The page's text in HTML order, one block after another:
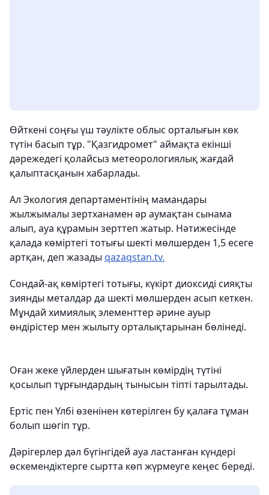
Өйткені соңғы үш тәулікте облыс орталығын көк
түтін басып тұр. "Қазгидромет" аймақта екінші
дәрежедегі қолайсыз метеорологиялық жағдай
қалыптасқанын хабарлады.
Ал Экология департаментінің мамандары
жылжымалы зертханамен әр аумақтан сынама
алып, ауа құрамын зерттеп жатыр. Нәтижесінде
қалада көміртегі тотығы шекті мөлшерден 1,5 есеге
артқан, деп жазады qazaqstan.tv.
Сондай-ақ көміртегі тотығы, күкірт диоксиді сияқты
зиянды металдар да шекті мөлшерден асып кеткен.
Мұндай химиялық элементтер әрине ауыр
өндірістер мен жылыту орталықтарынан бөлінеді.
Оған жеке үйлерден шығатын көмірдің түтіні
қосылып тұрғындардың тынысын тіпті тарылтады.
Ертіс пен Үлбі өзенінен көтерілген бу қалаға тұман
болып шөгіп тұр.
Дәрігерлер дәл бүгінгідей ауа ластанған күндері
өскемендіктерге сыртта көп жүрмеуге кеңес береді.